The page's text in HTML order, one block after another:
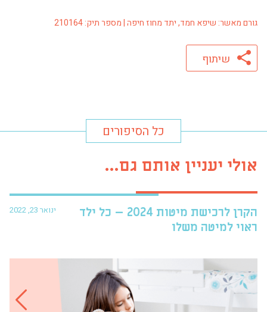
גורם מאשר: שיפא חמד, יתד מחוז חיפה | מספר תיק: 210164
שיתוף
כל הסיפורים
אולי יעניין אותם גם...
ינואר 23, 2022
הקרן לרכישת מיטות 2024 – כל ילד
ראוי למיטה משלו